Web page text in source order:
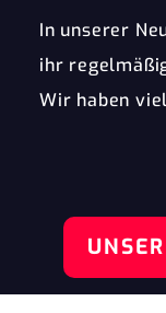
In unserer
ihr
Wir haben